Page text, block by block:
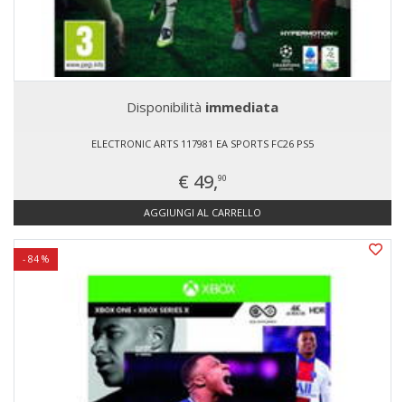
Disponibilità immediata
ELECTRONIC ARTS 117981 EA SPORTS FC26 PS5
€ 49,90
AGGIUNGI AL CARRELLO
- 84 %